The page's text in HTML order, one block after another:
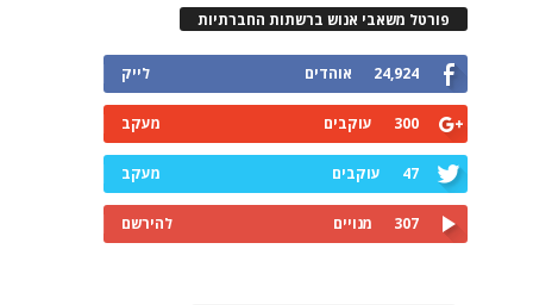
פורטל משאבי אנוש ברשתות החברתיות
24,924 אוהדים לייק
300 עוקבים מעקב
47 עוקבים מעקב
307 מנויים להירשם